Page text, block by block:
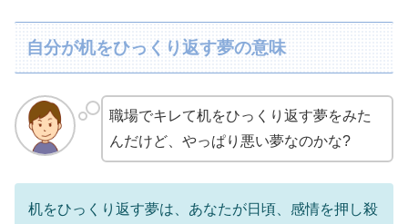
自分が机をひっくり返す夢の意味
職場でキレて机をひっくり返す夢をみた
んだけど、やっぱり悪い夢なのかな?
机をひっくり返す夢は、あなたが日頃、感情を押し殺